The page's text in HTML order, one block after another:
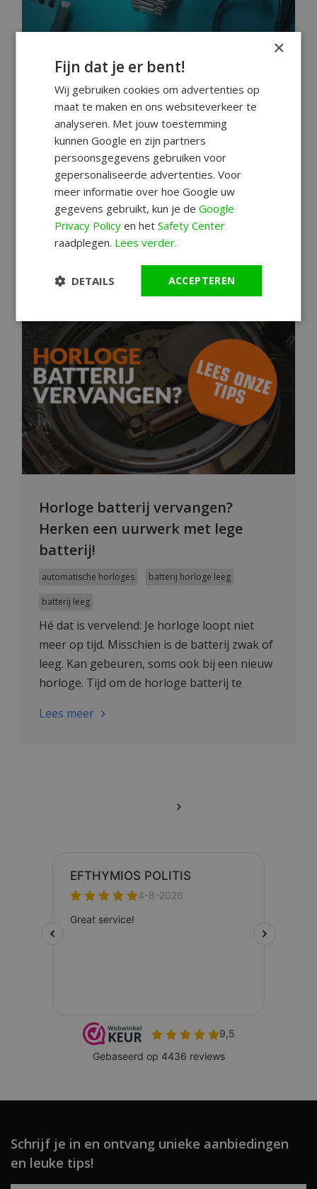
Ontdek Citizen Tsuyosa:
Opvallend & sterke prestaties!
automatische horloges Citizen Citizen horloges
Ontdek Citizen Tsuyosa: sterke en
opvallende automatische horloges. Een
ongeëvenaarde en aantrekkelijke
horlogecollectie.
Lees meer
Horloge batterij vervangen?
Herken een uurwerk met lege
batterij!
automatische horloges batterij horloge leeg
batterij leeg
Hé dat is vervelend: Je horloge loopt niet
meer op tijd. Misschien is de batterij zwak of
leeg. Kan gebeuren, soms ook bij een nieuw
horloge. Tijd om de horloge batterij te
dat aanpakt!
Lees meer
Schrijf je in en ontvang unieke aanbiedingen
en leuke tips!
×
Fijn dat je er bent!
Wij gebruiken cookies om advertenties op
maat te maken en ons websiteverkeer te
analyseren. Met jouw toestemming
kunnen Google en zijn partners
persoonsgegevens gebruiken voor
gepersonaliseerde advertenties. Voor
meer informatie over hoe Google uw
gegevens gebruikt, kun je deGoogle
Privacy Policy en hetSafety Center
raadplegen. Lees verder.
ACCEPTEREN
DETAILS